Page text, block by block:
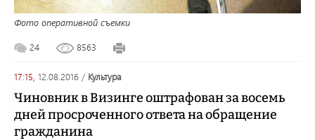
Фото оперативной съемки
24 8563
17:15, 12.08.2016 / культура
Чиновник в Визинге оштрафован за восемь
дней просроченного ответа на обращение
гражданина